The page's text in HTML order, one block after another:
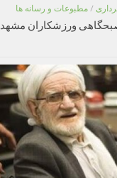
/ مطبوعات و رسانه ها
ورزشکاران مشهد